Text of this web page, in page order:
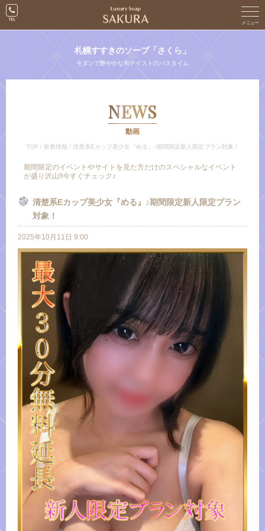
札幌すすきのソープ「さくら」
モダンで艶やかな和テイストのバスタイム
NEWS
動画
TOP / 新着情報 / 清楚系Eカップ美少女『める』♪期間限定新人限定プラン対象！
期間限定のイベントやサイトを見た方だけのスペシャルなイベント
が盛り沢山!!今すぐチェック♪
清楚系Eカップ美少女『める』♪期間限定新人限定プラン
対象！
2025年10月11日 9:00